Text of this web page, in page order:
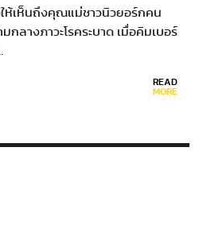
ห้เห็นถึงคุณแม่ชาวนิวยอร์กคน
ลางภาวะโรคระบาด เมื่อคิมเบอร์
READ
MORE